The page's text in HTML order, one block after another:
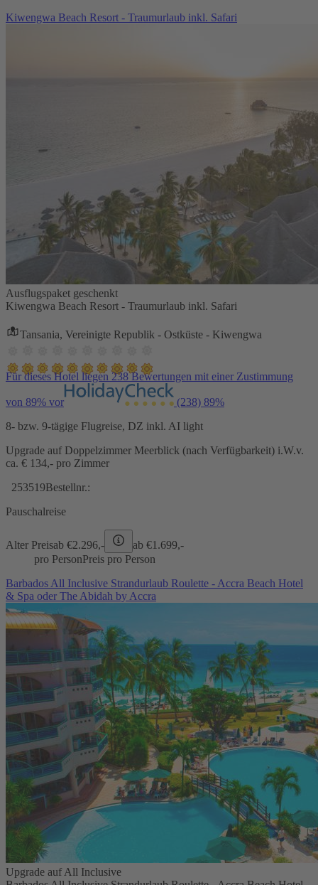
Kiwengwa Beach Resort - Traumurlaub inkl. Safari
Ausflugspaket geschenkt
Kiwengwa Beach Resort - Traumurlaub inkl. Safari
Tansania, Vereinigte Republik - Ostküste - Kiwengwa
Für dieses Hotel liegen 238 Bewertungen mit einer Zustimmung
von 89% vor (238) 89%
8- bzw. 9-tägige Flugreise, DZ inkl. AI light
Upgrade auf Doppelzimmer Meerblick (nach Verfügbarkeit) i.W.v.
ca. € 134,- pro Zimmer
253519Bestellnr.:
Pauschalreise
Alter Preisab €2.296,- ab €1.699,-
pro PersonPreis pro Person
Barbados All Inclusive Strandurlaub Roulette - Accra Beach Hotel
& Spa oder The Abidah by Accra
Upgrade auf All Inclusive